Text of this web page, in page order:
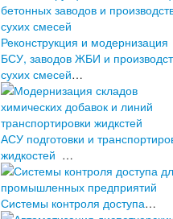
Реконструкция и модернизация
БСУ, заводов ЖБИ и
сухих смесей…
АСУ подготовки и
жидкостей …
Системы контроля доступа…